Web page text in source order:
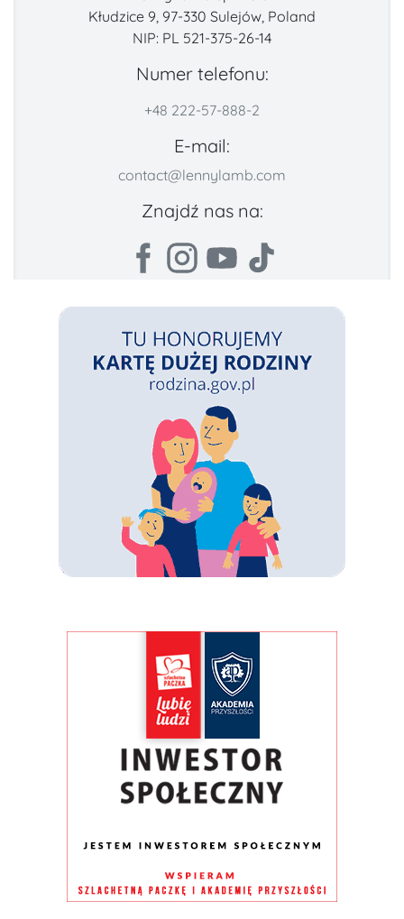
Kłudzice 9, 97-330 Sulejów, Poland
NIP: PL 521-375-26-14
Numer telefonu:
+48 222-57-888-2
E-mail:
contact@lennylamb.com
Znajdź nas na: